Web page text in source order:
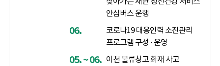
안심버스 운행
06.
코로나19 대응인력 소진관리
프로그램 구성 · 운영
05. ~ 06. 이천 물류창고 화재 사고